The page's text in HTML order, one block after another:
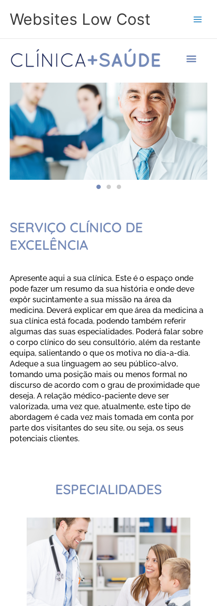
contentWebsites Low Cost
SERVIÇO CLÍNICO DE
EXCELÊNCIA
Apresente aqui a sua clínica. Este é o espaço onde
pode fazer um resumo da sua história e onde deve
expôr sucintamente a sua missão na área da
medicina. Deverá explicar em que área da medicina a
sua clínica está focada, podendo também referir
algumas das suas especialidades. Poderá falar sobre
o corpo clínico do seu consultório, além da restante
equipa, salientando o que os motiva no dia-a-dia.
Adeque a sua linguagem ao seu público-alvo,
tomando uma posição mais ou menos formal no
discurso de acordo com o grau de proximidade que
deseja. A relação médico-paciente deve ser
valorizada, uma vez que, atualmente, este tipo de
abordagem é cada vez mais tomada em conta por
parte dos visitantes do seu site, ou seja, os seus
potenciais clientes.
ESPECIALIDADES